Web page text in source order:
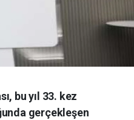
bu yıl 33. kez
gerçekleşen